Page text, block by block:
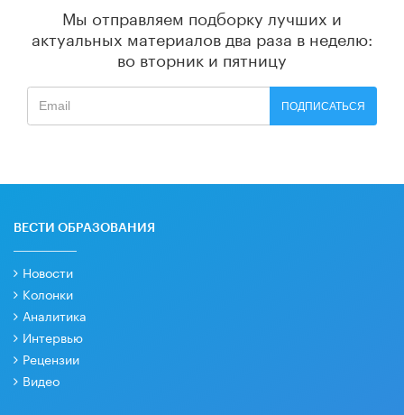
Мы отправляем подборку лучших и
актуальных материалов два раза в неделю:
во вторник и пятницу
ПОДПИСАТЬСЯ
ВЕСТИ ОБРАЗОВАНИЯ
Новости
Колонки
Аналитика
Интервью
Рецензии
Видео